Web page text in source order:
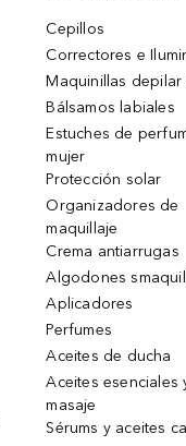
Cepillos
Correctores e
Maquinillas depilar
Bálsamos labiales
Estuches de
mujer
Protección solar
Organizadores de
maquillaje
Crema antiarrugas
Algodones
Aplicadores
Perfumes
Aceites de ducha
Aceites esenciales
masaje
Sérums y aceites